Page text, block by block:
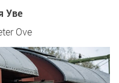
Уве
Ove